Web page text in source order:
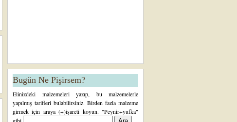
Bugün Ne Pişirsem?
Elinizdeki malzemeleri yazıp, bu malzemelerle
yapılmış tarifleri bulabilirsiniz. Birden fazla malzeme
girmek için araya (+)işareti koyun. "Peynir+yufka"